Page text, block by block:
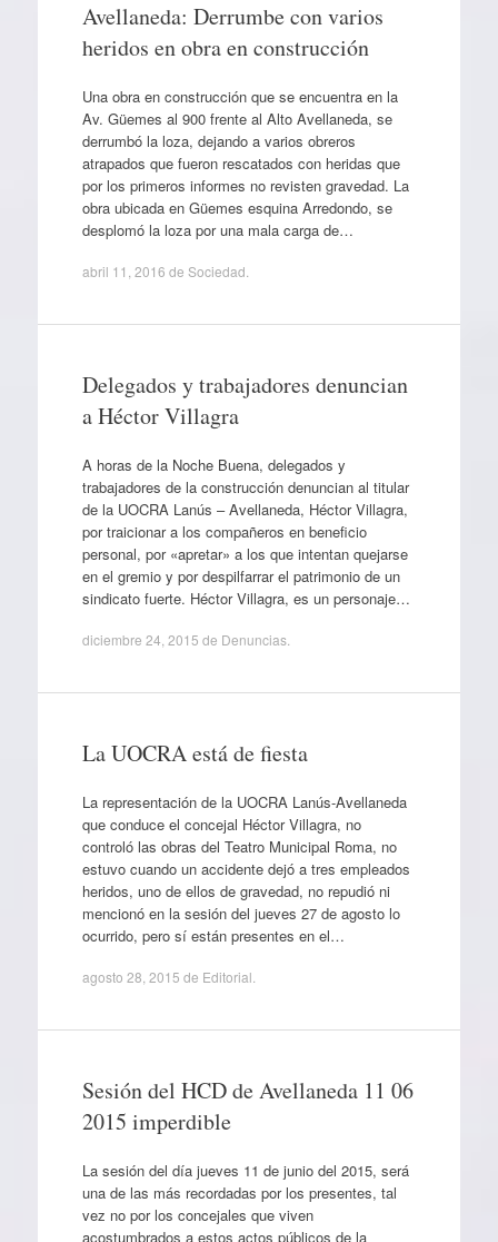
Avellaneda: Derrumbe con varios
heridos en obra en construcción
Una obra en construcción que se encuentra en la
Av. Güemes al 900 frente al Alto Avellaneda, se
derrumbó la loza, dejando a varios obreros
atrapados que fueron rescatados con heridas que
por los primeros informes no revisten gravedad. La
obra ubicada en Güemes esquina Arredondo, se
desplomó la loza por una mala carga de…
abril 11, 2016 de Sociedad
Delegados y trabajadores denuncian
a Héctor Villagra
A horas de la Noche Buena, delegados y
trabajadores de la construcción denuncian al titular
de la UOCRA Lanús – Avellaneda, Héctor Villagra,
por traicionar a los compañeros en beneficio
personal, por «apretar» a los que intentan quejarse
en el gremio y por despilfarrar el patrimonio de un
sindicato fuerte. Héctor Villagra, es un personaje…
diciembre 24, 2015 de Denuncias.
La UOCRA está de fiesta
La representación de la UOCRA Lanús-Avellaneda
que conduce el concejal Héctor Villagra, no
controló las obras del Teatro Municipal Roma, no
estuvo cuando un accidente dejó a tres empleados
heridos, uno de ellos de gravedad, no repudió ni
mencionó en la sesión del jueves 27 de agosto lo
ocurrido, pero sí están presentes en el…
agosto 28, 2015 de Editorial
Sesión del HCD de Avellaneda 11 06
2015 imperdible
La sesión del día jueves 11 de junio del 2015, será
una de las más recordadas por los presentes, tal
vez no por los concejales que viven
acostumbrados a estos actos públicos de la